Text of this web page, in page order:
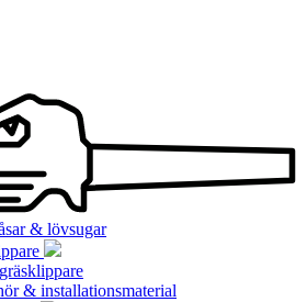
& lövsugar
& installationsmaterial